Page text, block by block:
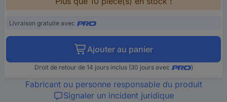
Livraison gratuite avec
Ajouter au panier
Droit de retour de 14 jours inclus (30 jours avec )
Fabricant ou personne responsable du produit
Signaler un incident juridique